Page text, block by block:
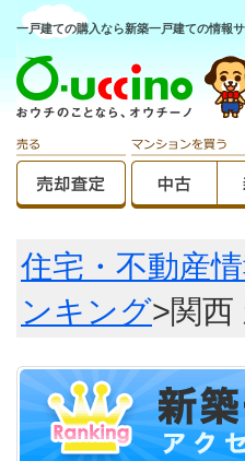
一戸建ての購入なら新築一戸建ての情報
住宅・不動産
ンキング>関西